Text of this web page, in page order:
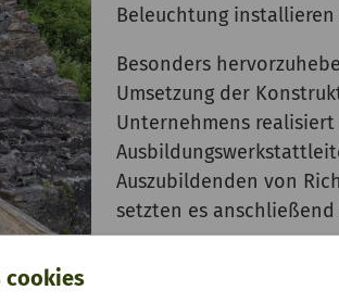
cookies
Beleuchtung
Besonders
Umsetzung der
Unternehmens
Auszubildenden von
setzten es
„Solche Projekte
Ausbildungsalltag.